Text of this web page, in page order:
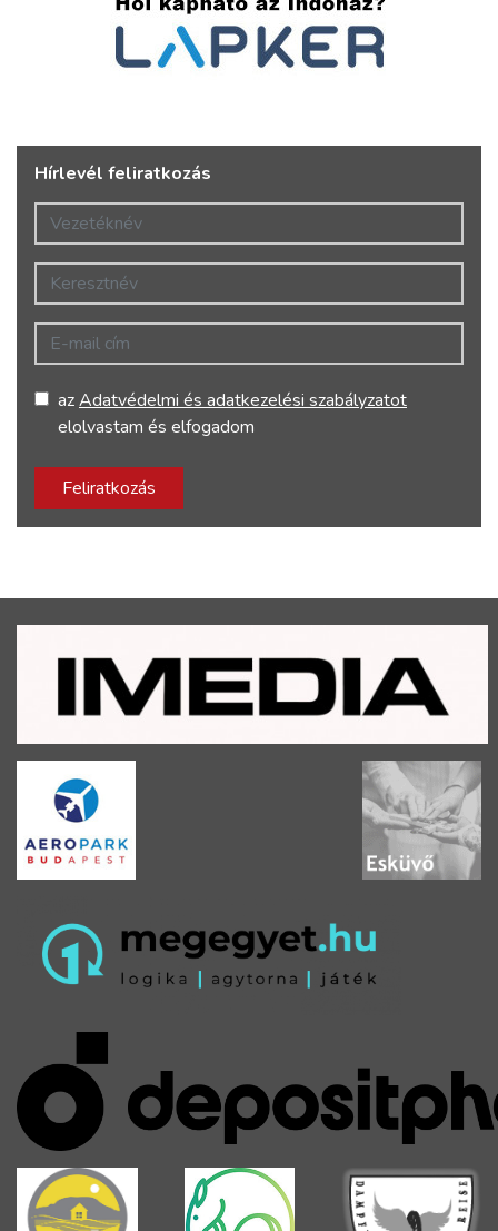
Hírlevél feliratkozás
Vezetéknév
Keresztnév
E-mail cím
azAdatvédelmi és adatkezelési szabályzatot
elolvastam és elfogadom
Feliratkozás